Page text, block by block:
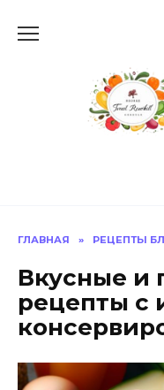
ГЛАВНАЯ » РЕЦЕПТЫ
Вкусные и
рецепты с